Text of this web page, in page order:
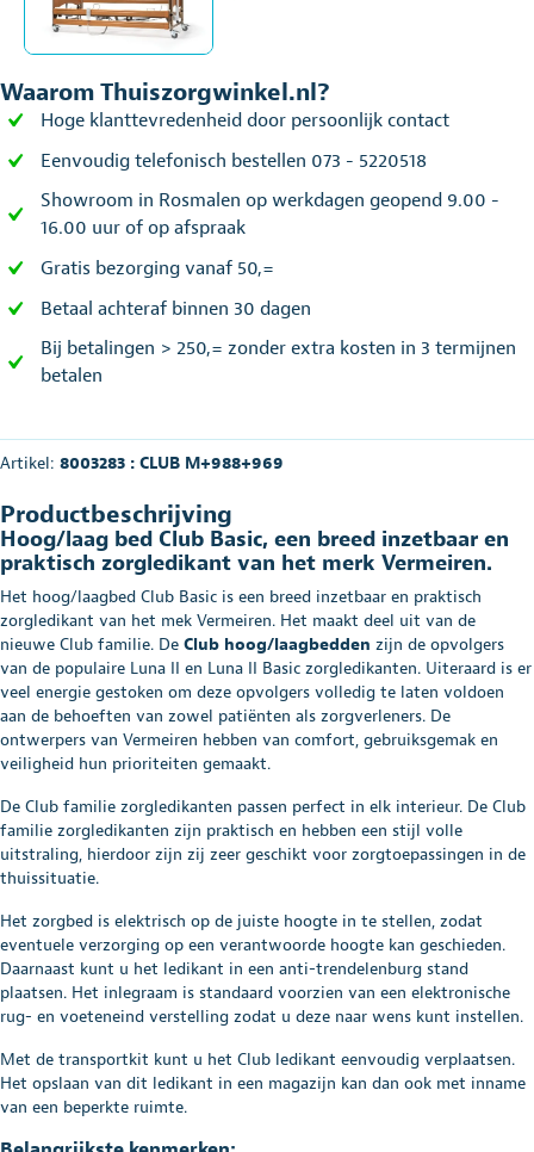
Waarom Thuiszorgwinkel.nl?
Hoge klanttevredenheid door persoonlijk contact
Eenvoudig telefonisch bestellen 073 - 5220518
Showroom in Rosmalen op werkdagen geopend 9.00 -
16.00 uur of op afspraak
Gratis bezorging vanaf 50,=
Betaal achteraf binnen 30 dagen
Bij betalingen > 250,= zonder extra kosten in 3 termijnen
betalen
Artikel: 8003283 : CLUB M+988+969
Productbeschrijving
Hoog/laag bed Club Basic, een breed inzetbaar en
praktisch zorgledikant van het merk Vermeiren.
Het hoog/laagbed Club Basic is een breed inzetbaar en praktisch
zorgledikant van het mek Vermeiren. Het maakt deel uit van de
nieuwe Club familie. De Club hoog/laagbedden zijn de opvolgers
van de populaire Luna II en Luna II Basic zorgledikanten. Uiteraard is er
veel energie gestoken om deze opvolgers volledig te laten voldoen
aan de behoeften van zowel patiënten als zorgverleners. De
ontwerpers van Vermeiren hebben van comfort, gebruiksgemak en
veiligheid hun prioriteiten gemaakt.
De Club familie zorgledikanten passen perfect in elk interieur. De Club
familie zorgledikanten zijn praktisch en hebben een stijl volle
uitstraling, hierdoor zijn zij zeer geschikt voor zorgtoepassingen in de
thuissituatie.
Het zorgbed is elektrisch op de juiste hoogte in te stellen, zodat
eventuele verzorging op een verantwoorde hoogte kan geschieden.
Daarnaast kunt u het ledikant in een anti-trendelenburg stand
plaatsen. Het inlegraam is standaard voorzien van een elektronische
rug- en voeteneind verstelling zodat u deze naar wens kunt instellen.
Met de transportkit kunt u het Club ledikant eenvoudig verplaatsen.
Het opslaan van dit ledikant in een magazijn kan dan ook met inname
van een beperkte ruimte.